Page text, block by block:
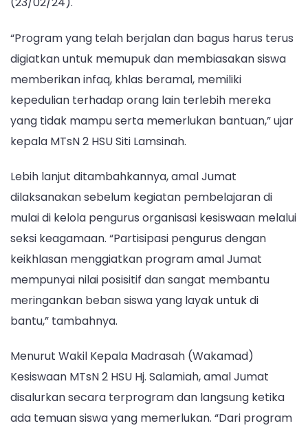
“Program yang telah berjalan dan bagus harus terus
digiatkan untuk memupuk dan membiasakan siswa
memberikan infaq, khlas beramal, memiliki
kepedulian terhadap orang lain terlebih mereka
yang tidak mampu serta memerlukan bantuan,” ujar
kepala MTsN 2 HSU Siti Lamsinah.
Lebih lanjut ditambahkannya, amal Jumat
dilaksanakan sebelum kegiatan pembelajaran di
mulai di kelola pengurus organisasi kesiswaan melalui
seksi keagamaan. “Partisipasi pengurus dengan
keikhlasan menggiatkan program amal Jumat
mempunyai nilai posisitif dan sangat membantu
meringankan beban siswa yang layak untuk di
bantu,” tambahnya.
Menurut Wakil Kepala Madrasah (Wakamad)
Kesiswaan MTsN 2 HSU Hj. Salamiah, amal Jumat
disalurkan secara terprogram dan langsung ketika
ada temuan siswa yang memerlukan. “Dari program